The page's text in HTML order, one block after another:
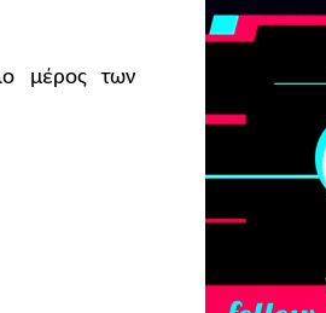
μέρος των